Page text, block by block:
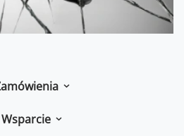
Wsparcie